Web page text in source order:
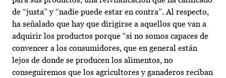
de “justa” y “nadie puede estar en contra”. Al respecto,
ha señalado que hay que dirigirse a aquellos que van a
adquirir los productos porque “si no somos capaces de
convencer a los consumidores, que en general están
lejos de donde se producen los alimentos, no
conseguiremos que los agricultores y ganaderos reciban